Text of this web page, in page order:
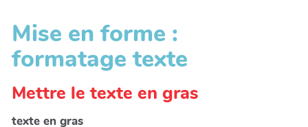
Mise en forme :
formatage texte
Mettre le texte en gras
texte en gras